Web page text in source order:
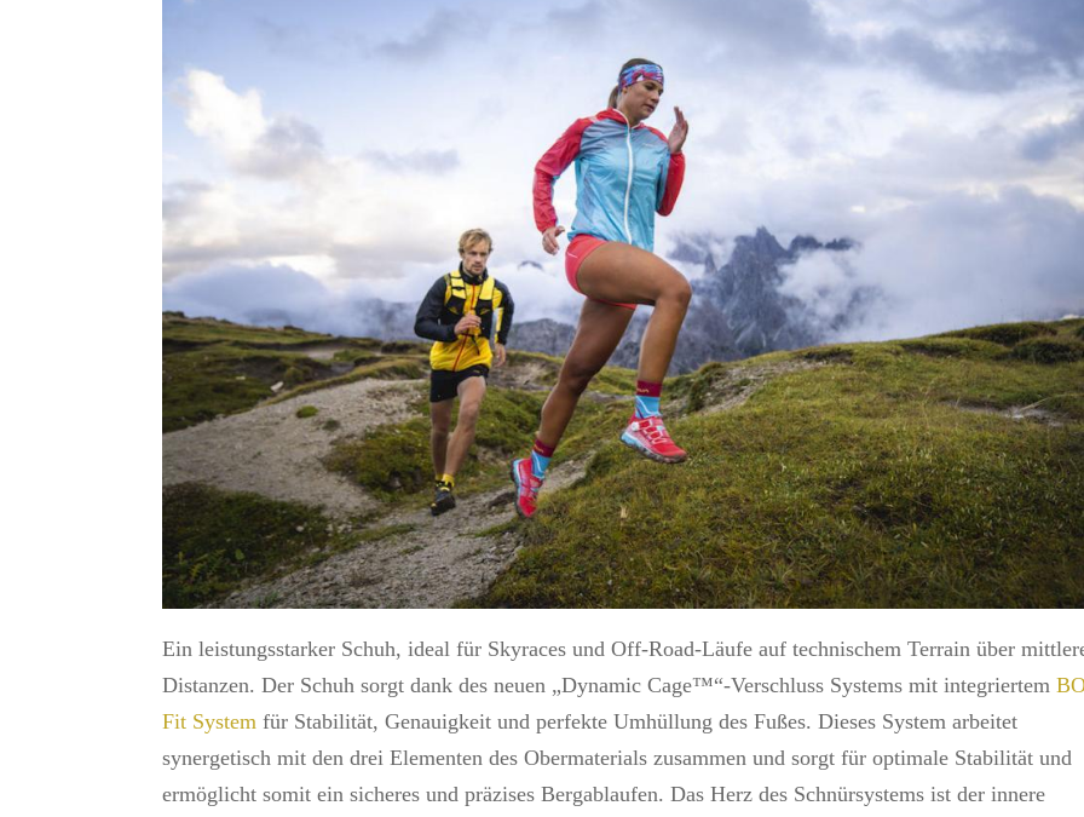
Ein leistungsstarker Schuh, ideal für Skyraces und Off-Road-Läufe auf technischem Terrain über
Distanzen. Der Schuh sorgt dank des neuen „Dynamic Cage™“-Verschluss Systems mit integriertem
Fit System für Stabilität, Genauigkeit und perfekte Umhüllung des Fußes. Dieses System arbeitet
synergetisch mit den drei Elementen des Obermaterials zusammen und sorgt für optimale Stabilität und
ermöglicht somit ein sicheres und präzises Bergablaufen. Das Herz des Schnürsystems ist der innere